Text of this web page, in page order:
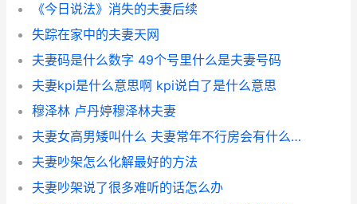
《今日说法》消失的夫妻后续
失踪在家中的夫妻天网
夫妻码是什么数字 49个号里什么是夫妻号码
夫妻kpi是什么意思啊 kpi说白了是什么意思
穆泽林 卢丹婷穆泽林夫妻
夫妻女高男矮叫什么 夫妻常年不行房会有什么后果知乎
夫妻吵架怎么化解最好的方法
夫妻吵架说了很多难听的话怎么办